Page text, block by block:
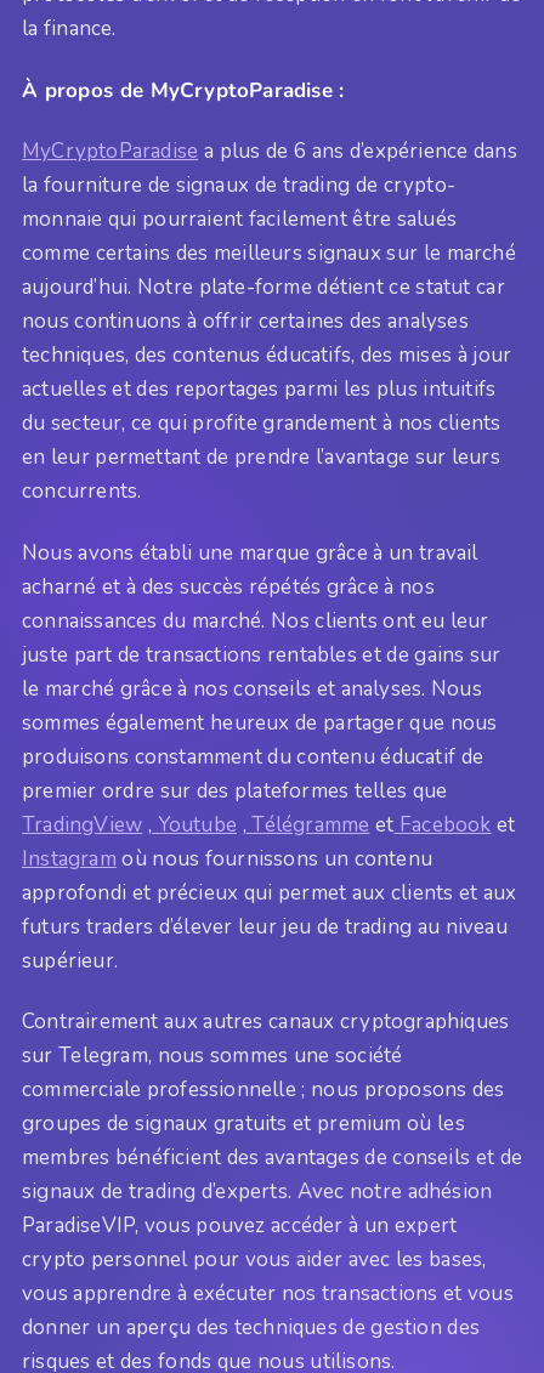
la finance.
À propos de MyCryptoParadise :
MyCryptoParadise a plus de 6 ans d’expérience dans
la fourniture de signaux de trading de crypto-
monnaie qui pourraient facilement être salués
comme certains des meilleurs signaux sur le marché
aujourd’hui. Notre plate-forme détient ce statut car
nous continuons à offrir certaines des analyses
techniques, des contenus éducatifs, des mises à jour
actuelles et des reportages parmi les plus intuitifs
du secteur, ce qui profite grandement à nos clients
en leur permettant de prendre l’avantage sur leurs
concurrents.
Nous avons établi une marque grâce à un travail
acharné et à des succès répétés grâce à nos
connaissances du marché. Nos clients ont eu leur
juste part de transactions rentables et de gains sur
le marché grâce à nos conseils et analyses. Nous
sommes également heureux de partager que nous
produisons constamment du contenu éducatif de
premier ordre sur des plateformes telles que
TradingView , Youtube , Télégramme et Facebook et
Instagram où nous fournissons un contenu
approfondi et précieux qui permet aux clients et aux
futurs traders d’élever leur jeu de trading au niveau
supérieur.
Contrairement aux autres canaux cryptographiques
sur Telegram, nous sommes une société
commerciale professionnelle ; nous proposons des
groupes de signaux gratuits et premium où les
membres bénéficient des avantages de conseils et de
signaux de trading d’experts. Avec notre adhésion
ParadiseVIP, vous pouvez accéder à un expert
crypto personnel pour vous aider avec les bases,
vous apprendre à exécuter nos transactions et vous
donner un aperçu des techniques de gestion des
risques et des fonds que nous utilisons.